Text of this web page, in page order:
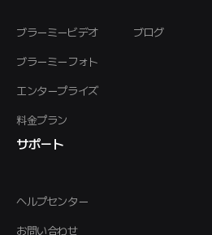
ブラーミービデオ
ブラーミーフォト
エンタープライズ
料金プラン
ブログ
サポート
ヘルプセンター
お問い合わせ